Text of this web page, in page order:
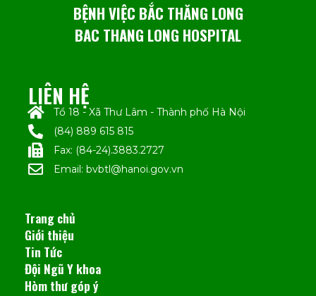
BỆNH VIỆC BẮC THĂNG LONG
BAC THANG LONG HOSPITAL
LIÊN HỆ
Tổ 18 - Xã Thư Lâm - Thành phố Hà Nội
(84) 889 615 815
Fax: (84-24).3883.2727
Email: bvbtl@hanoi.gov.vn
Trang chủ
Giới thiệu
Tin Tức
Đội Ngũ Y khoa
Hòm thư góp ý